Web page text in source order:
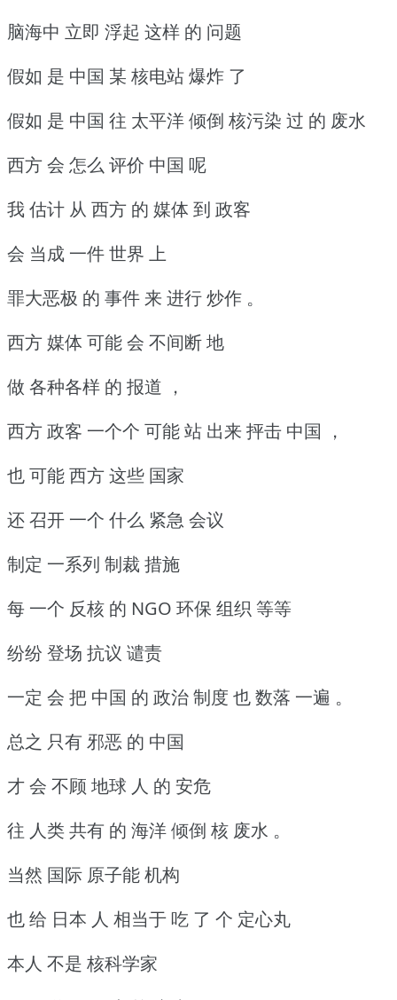
脑海中 立即 浮起 这样 的 问题
假如 是 中国 某 核电站 爆炸 了
假如 是 中国 往 太平洋 倾倒 核污染 过 的 废水
西方 会 怎么 评价 中国 呢
我 估计 从 西方 的 媒体 到 政客
会 当成 一件 世界 上
罪大恶极 的 事件 来 进行 炒作 。
西方 媒体 可能 会 不间断 地
做 各种各样 的 报道 ，
西方 政客 一个个 可能 站 出来 抨击 中国 ，
也 可能 西方 这些 国家
还 召开 一个 什么 紧急 会议
制定 一系列 制裁 措施
每 一个 反核 的 NGO 环保 组织 等等
纷纷 登场 抗议 谴责
一定 会 把 中国 的 政治 制度 也 数落 一遍 。
总之 只有 邪恶 的 中国
才 会 不顾 地球 人 的 安危
往 人类 共有 的 海洋 倾倒 核 废水 。
当然 国际 原子能 机构
也 给 日本 人 相当于 吃 了 个 定心丸
本人 不是 核科学家